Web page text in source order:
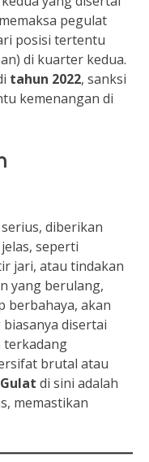
pegulat
posisi tertentu
di kuarter kedua.
tahun 2022, sanksi
kemenangan di
diberikan
seperti
jari, atau tindakan
yang berulang,
berbahaya, akan
biasanya disertai
terkadang
brutal atau
di sini adalah
memastikan